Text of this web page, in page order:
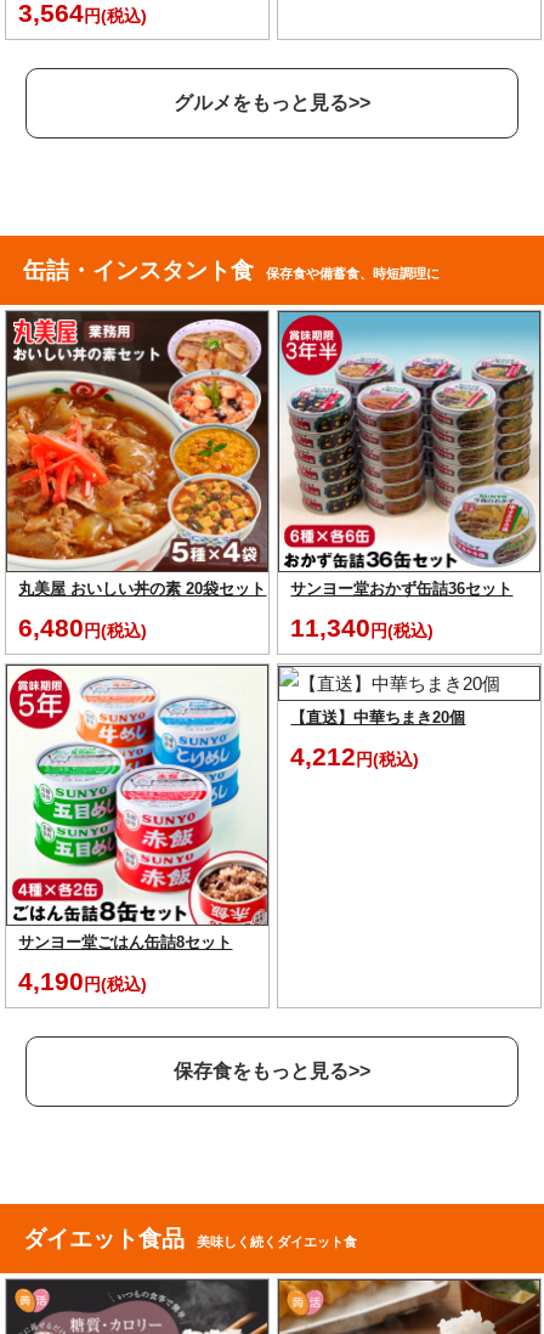
3,564円(税込)
グルメをもっと見る>>
缶詰・インスタント食 保存食や備蓄食、時短調理に
丸美屋 おいしい丼の素 20袋セット
6,480 円(税込)
サンヨー堂おかず缶詰36セット
11,340 円(税込)
サンヨー堂ごはん缶詰8セット
4,190 円(税込)
【直送】中華ちまき20個
4,212 円(税込)
保存食をもっと見る>>
ダイエット食品 美味しく続くダイエット食